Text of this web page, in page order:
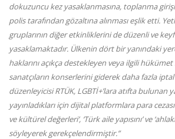
dokuzuncu kez yasaklanmasına, toplanma
polis tarafından gözaltına alınması eşlik etti.
gruplarının diğer etkinliklerini de düzenli ve
yasaklamaktadır. Ülkenin dört bir yanındaki
haklarını açıkça destekleyen veya ilgili hükümet
sanatçıların konserlerini giderek daha fazla
düzenleyicisi RTÜK, LGBTİ+’lara atıfta bulunan
yayınladıkları için dijital platformlara para
ve kültürel değerleri’, ‘Türk aile yapısını’ ve
söyleyerek gerekçelendirmiştir.”